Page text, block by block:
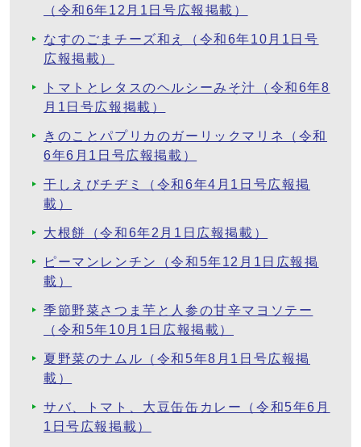
（令和6年12月1日号広報掲載）
なすのごまチーズ和え（令和6年10月1日号
広報掲載）
トマトとレタスのヘルシーみそ汁（令和6年8
月1日号広報掲載）
きのことパプリカのガーリックマリネ（令和
6年6月1日号広報掲載）
干しえびチヂミ（令和6年4月1日号広報掲
載）
大根餅（令和6年2月1日広報掲載）
ピーマンレンチン（令和5年12月1日広報掲
載）
季節野菜さつま芋と人参の甘辛マヨソテー
（令和5年10月1日広報掲載）
夏野菜のナムル（令和5年8月1日号広報掲
載）
サバ、トマト、大豆缶缶カレー（令和5年6月
1日号広報掲載）